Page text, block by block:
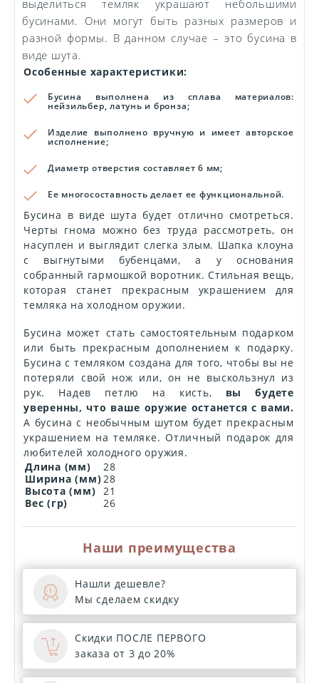
выделиться темляк украшают небольшими
бусинами. Они могут быть разных размеров и
разной формы. В данном случае – это бусина в
виде шута.
Особенные характеристики:
Бусина выполнена из сплава материалов:
нейзильбер, латунь и бронза;
Изделие выполнено вручную и имеет авторское
исполнение;
Диаметр отверстия составляет 6 мм;
Ее многосоставность делает ее функциональной.
Бусина в виде шута будет отлично смотреться.
Черты гнома можно без труда рассмотреть, он
насуплен и выглядит слегка злым. Шапка клоуна
с выгнутыми бубенцами, а у основания
собранный гармошкой воротник. Стильная вещь,
которая станет прекрасным украшением для
темляка на холодном оружии.
Бусина может стать самостоятельным подарком
или быть прекрасным дополнением к подарку.
Бусина с темляком создана для того, чтобы вы не
потеряли свой нож или, он не выскользнул из
рук. Надев петлю на кисть, вы будете
уверенны, что ваше оружие останется с вами.
А бусина с необычным шутом будет прекрасным
украшением на темляке. Отличный подарок для
любителей холодного оружия.
Длина (мм)
28
Ширина (мм)28
Высота (мм)
21
Вес (гр)
26
Наши преимущества
Нашли дешевле?
Мы сделаем скидку
Скидки ПОСЛЕ ПЕРВОГО
заказа от 3 до 20%